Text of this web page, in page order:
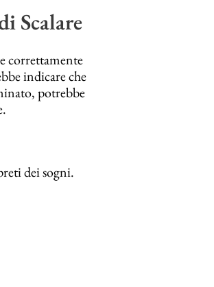
Scalare
correttamente
indicare che
potrebbe
dei sogni.